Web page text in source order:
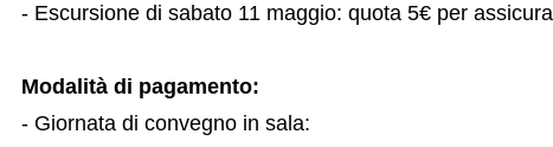
- Escursione di sabato 11 maggio: quota 5€ per
Modalità di pagamento:
- Giornata di convegno in sala: